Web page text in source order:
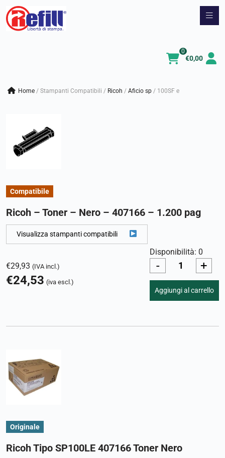
Vai
€0,00
0
Home / Stampanti Compatibili / ricoh / aficio sp / 100SF e
Compatibile
Ricoh – Toner – Nero – 407166 – 1.200 pag
Visualizza stampanti compatibili
€29,93 (IVA incl.)
€24,53 (iva escl.)
Disponibilità: 0
- +
Aggiungi al carrello
Originale
Ricoh Tipo SP100LE 407166 Toner Nero